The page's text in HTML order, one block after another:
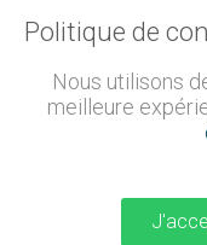
L'acheminement de
Fondation GLNF
l'organisation sans
réalisée avec succès.
les membres d'
soulager les
Politique de
Nous utilisons
meilleure